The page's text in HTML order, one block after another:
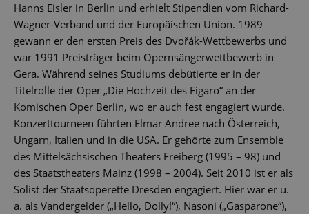
Hanns Eisler in Berlin und erhielt Stipendien vom Richard-
Wagner-Verband und der Europäischen Union. 1989
gewann er den ersten Preis des Dvořák-Wettbewerbs und
war 1991 Preisträger beim Opernsängerwettbewerb in
Gera. Während seines Studiums debütierte er in der
Titelrolle der Oper „Die Hochzeit des Figaro“ an der
Komischen Oper Berlin, wo er auch fest engagiert wurde.
Konzerttourneen führten Elmar Andree nach Österreich,
Ungarn, Italien und in die USA. Er gehörte zum Ensemble
des Mittelsächsischen Theaters Freiberg (1995 – 98) und
des Staatstheaters Mainz (1998 – 2004). Seit 2010 ist er als
Solist der Staatsoperette Dresden engagiert. Hier war er u.
a. als Vandergelder („Hello, Dolly!“), Nasoni („Gasparone“),